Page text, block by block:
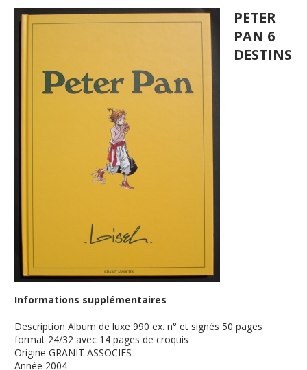
PETER
PAN 6
DESTINS
Informations supplémentaires
Description Album de luxe 990 ex. n° et signés 50 pages
format 24/32 avec 14 pages de croquis
Origine GRANIT ASSOCIES
Année 2004